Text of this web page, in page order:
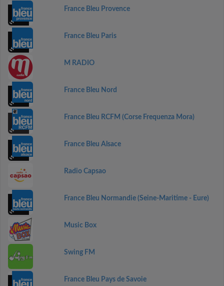
France Bleu Provence
France Bleu Paris
M RADIO
France Bleu Nord
France Bleu RCFM (Corse Frequenza Mora)
France Bleu Alsace
Radio Capsao
France Bleu Normandie (Seine-Maritime - Eure)
Music Box
Swing FM
France Bleu Pays de Savoie